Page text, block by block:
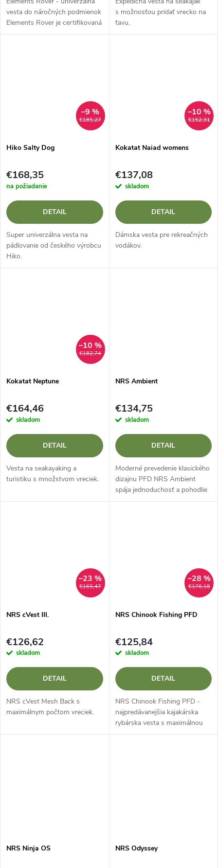
vesta do náročných podmienok
Elements Rover je certifikovaná
plávacia vesta s nosnosťou 50N
s možnosťou pridať vrecko na
ťavu.
€185,27
–9 %
Hiko Salty Dog
€168,35
na požiadanie
DETAIL
Super univerzálna vesta na
pádlovanie od českého výrobcu
Hiko.
€152,31
–10 %
Kokatat Naiad womens
€137,08
skladom
DETAIL
Dámska vesta pre rekreačných
vodákov.
€182,74
–10 %
Kokatat Neptune
€164,46
skladom
DETAIL
Vesta na seakayaking a
turistiku s množstvom vreciek.
NRS Ambient
€134,75
skladom
DETAIL
Moderné prevedenie klasického
dizajnu PFD NRS Ambient
spája jednoduchosť a pohodlie
s bezpečnosťou a ochranou.
€165,47
–23 %
NRS cVest III.
€126,62
skladom
DETAIL
NRS cVest Mesh Back s
maximálnym počtom vreciek.
€176,18
–28 %
NRS Chinook Fishing PFD
€125,84
skladom
DETAIL
NRS Chinook Fishing PFD -
najpredávanejšia kajakárska
rybárska vesta s maximálnou
organizáciou NRS Chinook
NRS Ninja OS NRS Odyssey